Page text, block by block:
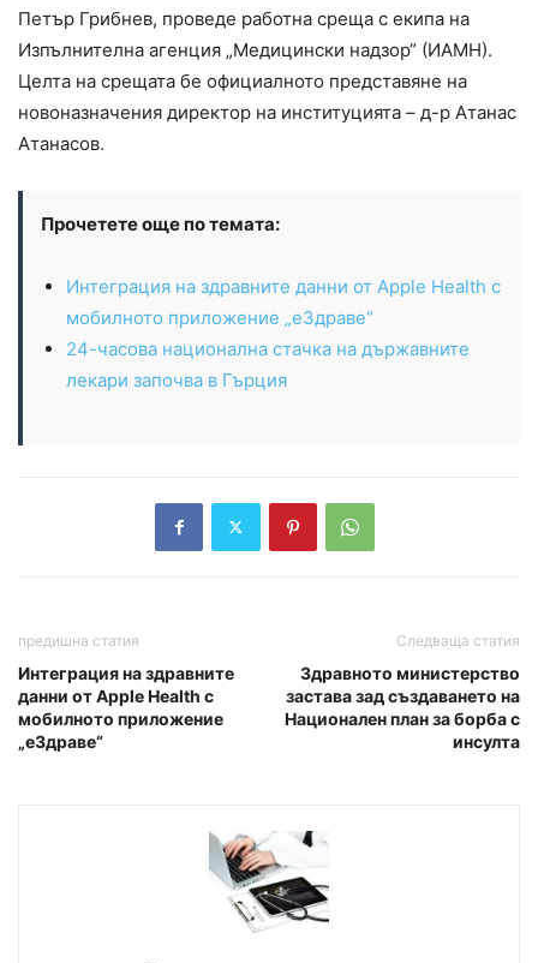
Петър Грибнев, проведе работна среща с екипа на
Изпълнителна агенция „Медицински надзор“ (ИАМН).
Целта на срещата бе официалното представяне на
новоназначения директор на институцията – д-р Атанас
Атанасов.
Прочетете още по темата:
Интеграция на здравните данни от Apple Health с
мобилното приложение „еЗдраве“
24-часова национална стачка на държавните
лекари започва в Гърция
предишна статия
Интеграция на здравните
данни от Apple Health с
мобилното приложение
„еЗдраве“
Следваща статия
Здравното министерство
застава зад създаването на
Национален план за борба с
инсулта